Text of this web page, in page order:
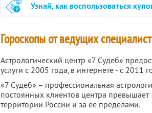
Узнай, как воспользоваться
Гороскопы от ведущих
Астрологический центр «7 Судеб»
услуги с 2005 года, в интернете - с 2011
«7 Судеб» – профессиональная
постоянных клиентов центра
территории России и за ее пределами.